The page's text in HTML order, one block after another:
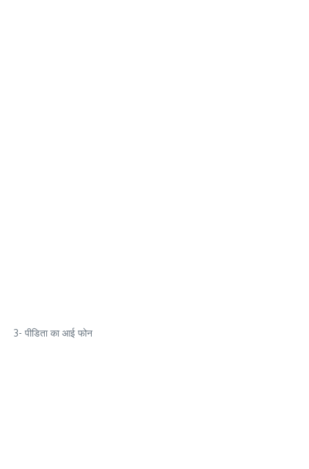
3- पीडिता का आई फोन